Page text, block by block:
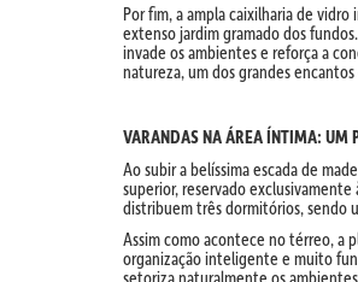
Por fim, a ampla caixilharia de vidro
extenso jardim gramado dos
invade os ambientes e reforça a
natureza, um dos grandes
VARANDAS NA ÁREA ÍNTIMA: UM
Ao subir a belíssima escada de
superior, reservado exclusivamente
distribuem três dormitórios, sendo
Assim como acontece no térreo, a
organização inteligente e muito